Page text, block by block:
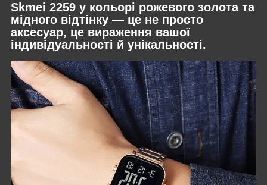
Skmei 2259 у кольорі рожевого золота та
мідного відтінку — це не просто
аксесуар, це вираження вашої
індивідуальності й унікальності.